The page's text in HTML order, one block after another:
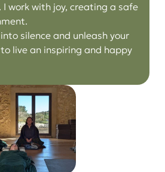
. I work with joy, creating a safe
silence and unleash your
live an inspiring and happy